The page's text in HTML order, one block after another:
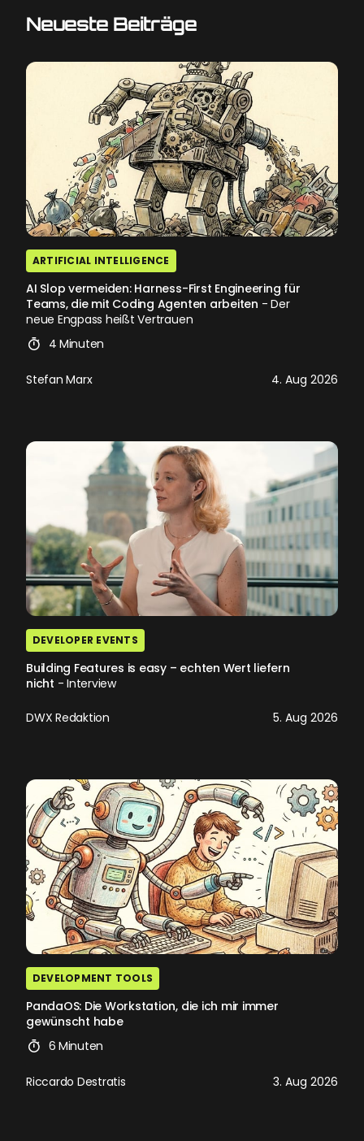
Neueste Beiträge
ARTIFICIAL INTELLIGENCE
AI Slop vermeiden: Harness-First Engineering für
Teams, die mit Coding Agenten arbeiten - Der
neue Engpass heißt Vertrauen
4 Minuten
Stefan Marx 4. Aug 2026
DEVELOPER EVENTS
Building Features is easy – echten Wert liefern
nicht - Interview
DWX Redaktion 5. Aug 2026
DEVELOPMENT TOOLS
PandaOS: Die Workstation, die ich mir immer
gewünscht habe
6 Minuten
Riccardo Destratis 3. Aug 2026